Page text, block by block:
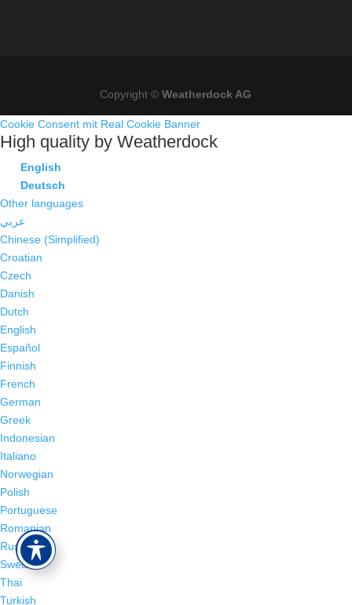
Copyright ©Weatherdock AG
Cookie Consent mit Real Cookie Banner
High quality by Weatherdock
English
Deutsch
Other languages
عربي
Chinese (Simplified)
Croatian
Czech
Danish
Dutch
English
Español
Finnish
French
German
Greek
Indonesian
Italiano
Norwegian
Polish
Portuguese
Romanian
Russian
Swedish
Thai
Turkish